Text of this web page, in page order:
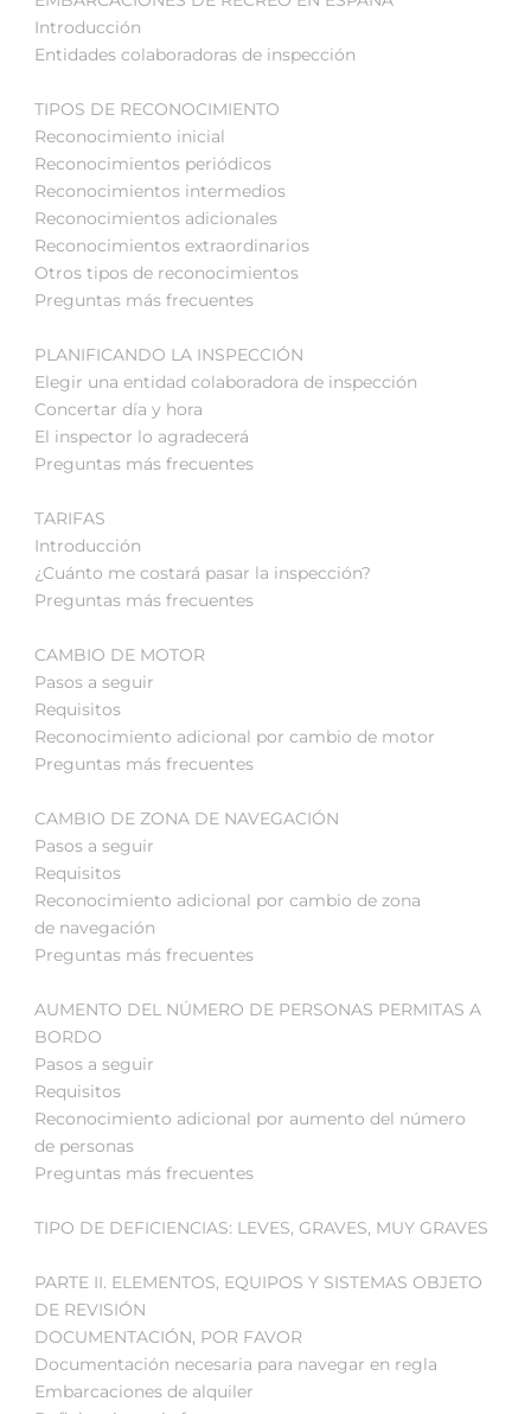
Introducción
Entidades colaboradoras de inspección
TIPOS DE RECONOCIMIENTO
Reconocimiento inicial
Reconocimientos periódicos
Reconocimientos intermedios
Reconocimientos adicionales
Reconocimientos extraordinarios
Otros tipos de reconocimientos
Preguntas más frecuentes
PLANIFICANDO LA INSPECCIÓN
Elegir una entidad colaboradora de inspección
Concertar día y hora
El inspector lo agradecerá
Preguntas más frecuentes
TARIFAS
Introducción
¿Cuánto me costará pasar la inspección?
Preguntas más frecuentes
CAMBIO DE MOTOR
Pasos a seguir
Requisitos
Reconocimiento adicional por cambio de motor
Preguntas más frecuentes
CAMBIO DE ZONA DE NAVEGACIÓN
Pasos a seguir
Requisitos
Reconocimiento adicional por cambio de zona
de navegación
Preguntas más frecuentes
AUMENTO DEL NÚMERO DE PERSONAS PERMITAS A
BORDO
Pasos a seguir
Requisitos
Reconocimiento adicional por aumento del número
de personas
Preguntas más frecuentes
TIPO DE DEFICIENCIAS: LEVES, GRAVES, MUY GRAVES
PARTE II. ELEMENTOS, EQUIPOS Y SISTEMAS OBJETO
DE REVISIÓN
DOCUMENTACIÓN, POR FAVOR
Documentación necesaria para navegar en regla
Embarcaciones de alquiler